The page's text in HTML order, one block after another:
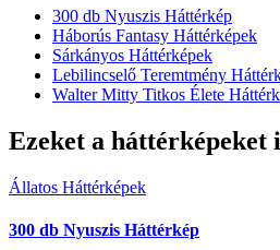
300 db Nyuszis Háttérkép
Háborús Fantasy Háttérképek
Sárkányos Háttérképek
Lebilincselő Teremtmény
Walter Mitty Titkos Élete
Ezeket a háttérképeket
Állatos Háttérképek
300 db Nyuszis Háttérkép